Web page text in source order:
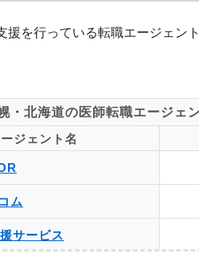
援を行っている転職エージェン
・北海道の医師転職エージェ
ジェント名
ム
サービス